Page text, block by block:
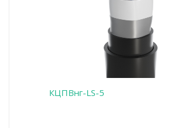
КЦПВнг-LS-5